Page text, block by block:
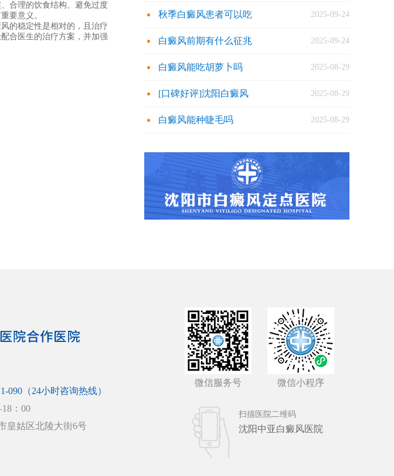
合理的饮食结构、避免过度
要意义。
的稳定性是相对的，且治疗
合医生的治疗方案，并加强
秋季白癜风患者可以吃 2025-09-24
白癜风前期有什么征兆 2025-09-24
白癜风能吃胡萝卜吗 2025-08-29
[口碑好评]沈阳白癜风 2025-08-29
白癜风能种睫毛吗 2025-08-29
090（24小时咨询热线）
：00
皇姑区北陵大街6号
微信服务号 微信小程序
扫描医院二维码
沈阳中亚白癜风医院